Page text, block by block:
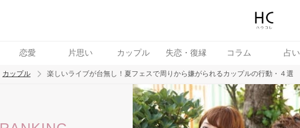
恋愛 片思い カップル 失恋・復縁 コラム 占い
カップル 楽しいライブが台無し！夏フェスで周りから嫌がられるカップルの行動・４選